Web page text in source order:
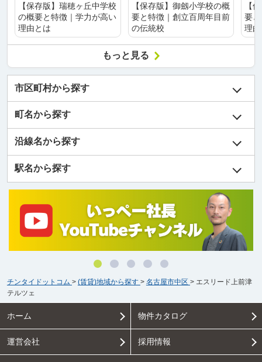
【保存版】瑞穂ヶ丘中学校
の概要と特徴｜学力が高い
理由とは
【保存版】御劔小学校の概
要と特徴｜創立百周年目前
の伝統校
【
要
理
もっと見る
市区町村から探す
町名から探す
沿線名から探す
駅名から探す
チンタイドットコム > (賃貸)地域から探す > 名古屋市中区 > エスリード上前津
テルツェ
ホーム 物件カタログ
運営会社 採用情報